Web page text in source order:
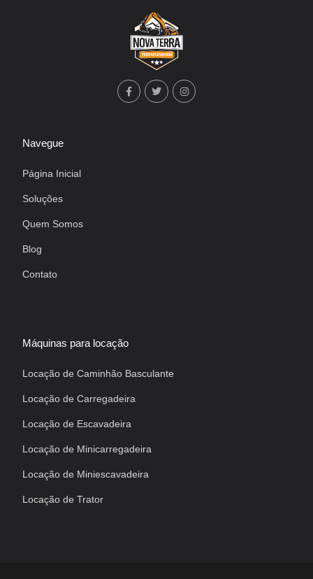
Navegue
Página Inicial
Soluções
Quem Somos
Blog
Contato
Máquinas para locação
Locação de Caminhão Basculante
Locação de Carregadeira
Locação de Escavadeira
Locação de Minicarregadeira
Locação de Miniescavadeira
Locação de Trator